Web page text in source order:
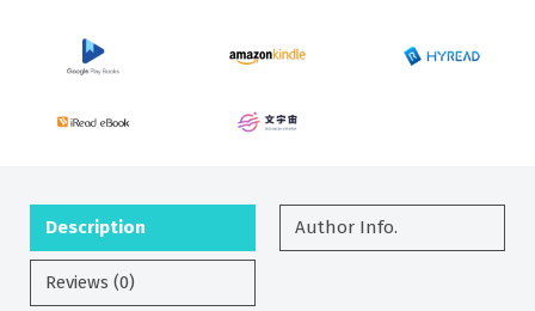
Description Author Info.
Reviews (0)